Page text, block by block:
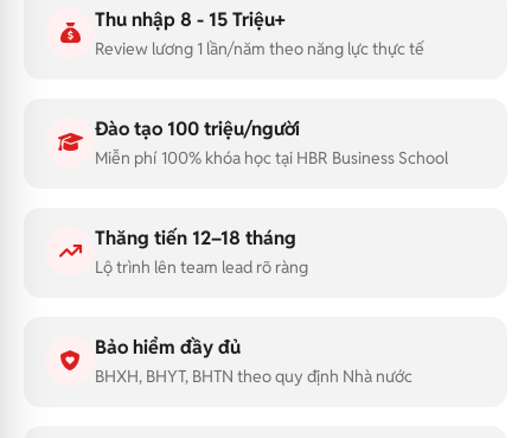
Thu nhập 8 - 15 Triệu+
Review lương 1 lần/năm theo năng lực thực tế
Đào tạo 100 triệu/người
Miễn phí 100% khóa học tại HBR Business School
Thăng tiến 12–18 tháng
Lộ trình lên team lead rõ ràng
Bảo hiểm đầy đủ
BHXH, BHYT, BHTN theo quy định Nhà nước